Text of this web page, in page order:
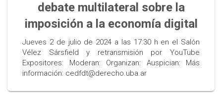
debate multilateral sobre la
imposición a la economía digital
Jueves 2 de julio de 2024 a las 17:30 h en el Salón
Vélez Sársfield y retransmisión por YouTube
Expositores: Moderan: Organizan: Auspician: Más
información: cedfdt@derecho.uba.ar